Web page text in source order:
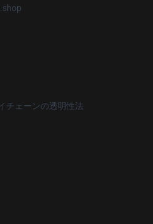
チェーンの透明性法